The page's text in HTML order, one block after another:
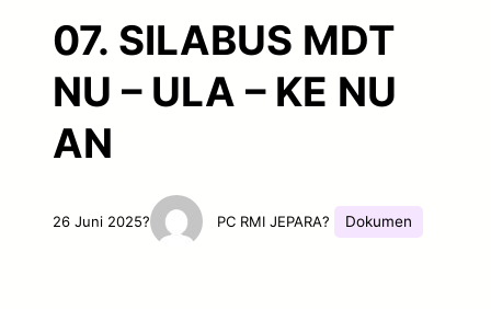
07. SILABUS MDT
NU – ULA – KE NU
AN
26 Juni 2025? PC RMI JEPARA? Dokumen